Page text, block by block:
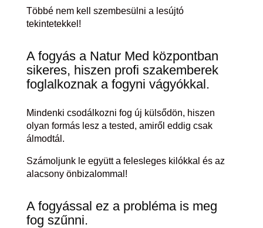
Többé nem kell szembesülni a lesújtó
tekintetekkel!
A fogyás a Natur Med központban
sikeres, hiszen profi szakemberek
foglalkoznak a fogyni vágyókkal.
Mindenki csodálkozni fog új külsődön, hiszen
olyan formás lesz a tested, amiről eddig csak
álmodtál.
Számoljunk le együtt a felesleges kilókkal és az
alacsony önbizalommal!
A fogyással ez a probléma is meg
fog szűnni.